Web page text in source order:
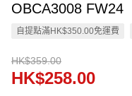
OBCA3008 FW24
自提點滿HK$350.00免運費
HK$359.00
HK$258.00